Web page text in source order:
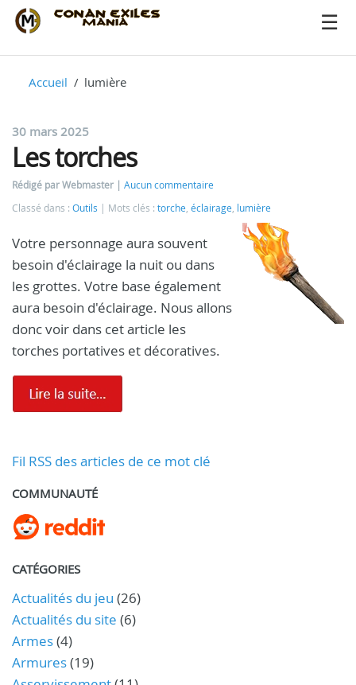
Accueil lumière
30 mars 2025
Les torches
Rédigé par Webmaster
Aucun commentaire
Classé dans : Outils Mots clés : torche éclairage lumière
Votre personnage aura souvent
besoin d'éclairage la nuit ou dans
les grottes. Votre base également
aura besoin d'éclairage. Nous allons
donc voir dans cet article les
torches portatives et décoratives.
Fil RSS des articles de ce mot clé
COMMUNAUTÉ
CATÉGORIES
Actualités du jeu (26)
Actualités du site (6)
Armes(4)
Armures(19)